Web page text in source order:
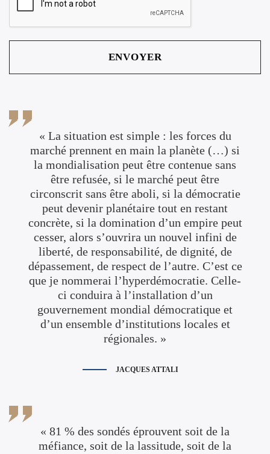
« La situation est simple : les forces du
marché prennent en main la planète (…) si
la mondialisation peut être contenue sans
être refusée, si le marché peut être
circonscrit sans être aboli, si la démocratie
peut devenir planétaire tout en restant
concrète, si la domination d’un empire peut
cesser, alors s’ouvrira un nouvel infini de
liberté, de responsabilité, de dignité, de
dépassement, de respect de l’autre. C’est ce
que je nommerai l’hyperdémocratie. Celle-
ci conduira à l’installation d’un
gouvernement mondial démocratique et
d’un ensemble d’institutions locales et
régionales. »
JACQUES ATTALI
« 81 % des sondés éprouvent soit de la
méfiance, soit de la lassitude, soit de la